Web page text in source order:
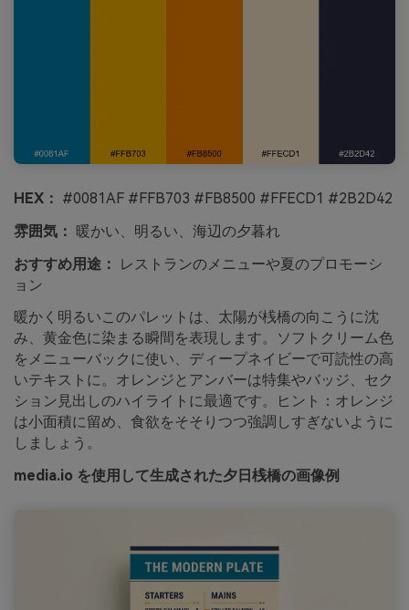
HEX： #0081AF #FFB703 #FB8500 #FFECD1 #2B2D42
雰囲気： 暖かい、明るい、海辺の夕暮れ
おすすめ用途：
レストランのメニューや夏のプロモーシ
ョン
暖かく明るいこのパレットは、太陽が桟橋の向こうに沈
み、黄金色に染まる瞬間を表現します。ソフトクリーム色
をメニューバックに使い、ディープネイビーで可読性の高
いテキストに。オレンジとアンバーは特集やバッジ、セク
ション見出しのハイライトに最適です。ヒント：オレンジ
は小面積に留め、食欲をそそりつつ強調しすぎないように
しましょう。
media.io を使用して生成された夕日桟橋の画像例